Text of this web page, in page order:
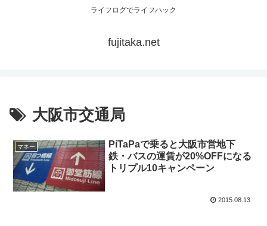
ライフログでライフハック
fujitaka.net
大阪市交通局
マネー
PiTaPaで乗ると大阪市営地下
鉄・バスの運賃が20%OFFになる
トリプル10キャンペーン
2015.08.13